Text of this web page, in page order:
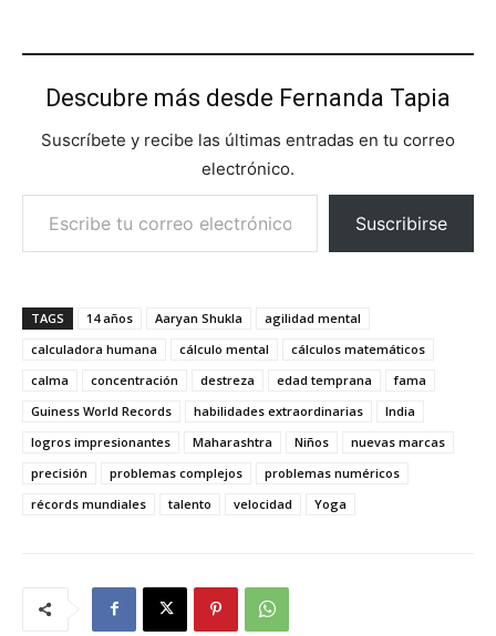
Descubre más desde Fernanda Tapia
Suscríbete y recibe las últimas entradas en tu correo
electrónico.
Escribe tu correo electrónico…
Suscribirse
TAGS 14 años Aaryan Shukla
agilidad mental
calculadora humana
cálculo mental
cálculos matemáticos
calma
concentración destreza edad temprana
fama
Guiness World Records
habilidades extraordinarias
India
logros impresionantes
Maharashtra Niños
nuevas marcas
precisión
problemas complejos
problemas numéricos
récords mundiales
talento velocidad Yoga